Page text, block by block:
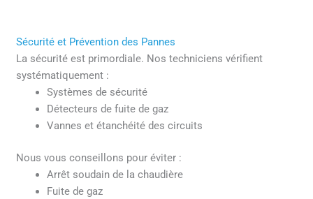
Sécurité et Prévention des Pannes
La sécurité est primordiale. Nos techniciens vérifient
systématiquement :
Systèmes de sécurité
Détecteurs de fuite de gaz
Vannes et étanchéité des circuits
Nous vous conseillons pour éviter :
Arrêt soudain de la chaudière
Fuite de gaz